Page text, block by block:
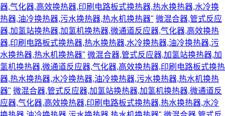
器,气化器,高效换热器,印刷电路板式换热器,热水换热器,水冷换
热器,油冷换热器,污水换热器,热水机换热器" 微混合器,管式反应
器,加氢站换热器,加氢机换热器,微通道反应器,气化器,高效换热
器,印刷电路板式换热器,热水换热器,水冷换热器,油冷换热器,污
水换热器,热水机换热器" 微混合器,管式反应器,加氢站换热器,加
氢机换热器,微通道反应器,气化器,高效换热器,印刷电路板式换热
器,热水换热器,水冷换热器,油冷换热器,污水换热器,热水机换热
器" 微混合器,管式反应器,加氢站换热器,加氢机换热器,微通道反
应器,气化器,高效换热器,印刷电路板式换热器,热水换热器,水冷